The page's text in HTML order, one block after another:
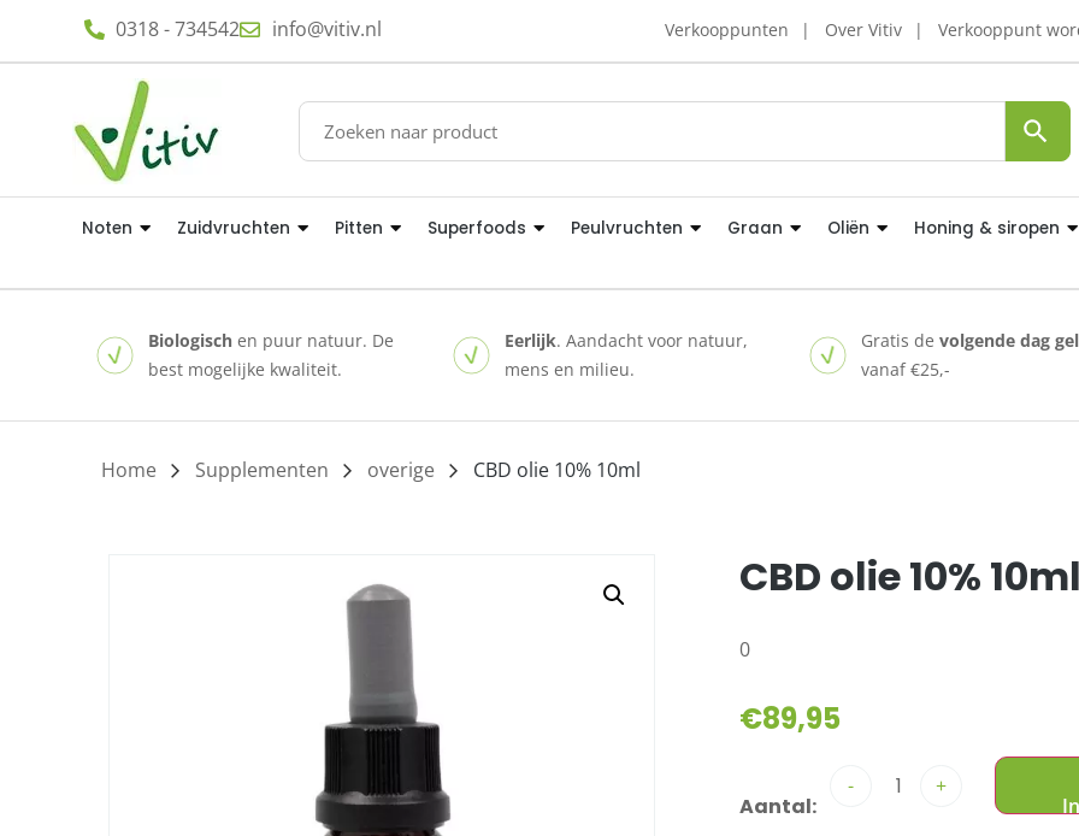
0318 - 734542 info@vitiv.nl Verkooppunten Over Vitiv Verkooppunt
Noten Zuidvruchten Pitten Superfoods Peulvruchten Graan Oliën Honing & siropen
Biologisch en puur natuur. De
best mogelijke kwaliteit.
Eerlijk. Aandacht voor natuur,
mens en milieu.
Gratis devolgende dag
vanaf €25,-
Home / Supplementen / overige / CBD olie 10% 10ml
CBD olie 10%
0
€89,95
- +